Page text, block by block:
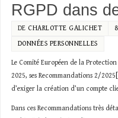
RGPD dans
DE CHARLOTTE GALICHET
DONNÉES PERSONNELLES
Le Comité Européen de la Protection
2025, ses Recommandations 2/2025
d’exiger la création d’un compte
Dans ces Recommandations très